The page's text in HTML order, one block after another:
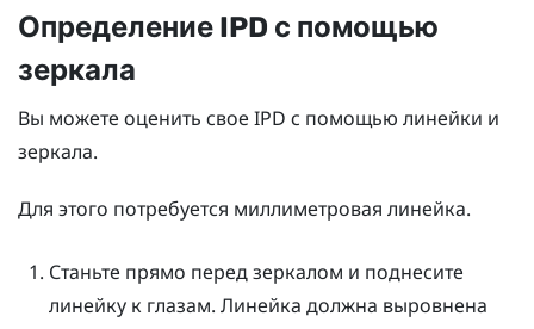
Определение IPD с помощью
зеркала
Вы можете оценить свое IPD с помощью линейки и
зеркала.
Для этого потребуется миллиметровая линейка.
Станьте прямо перед зеркалом и поднесите
линейку к глазам. Линейка должна выровнена